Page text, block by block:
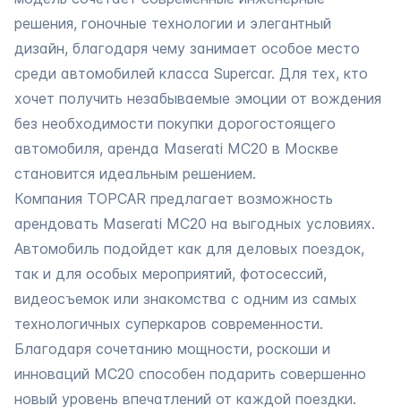
решения, гоночные технологии и элегантный
дизайн, благодаря чему занимает особое место
среди автомобилей класса Supercar. Для тех, кто
хочет получить незабываемые эмоции от вождения
без необходимости покупки дорогостоящего
автомобиля, аренда Maserati MC20 в Москве
становится идеальным решением.
Компания TOPCAR предлагает возможность
арендовать Maserati MC20 на выгодных условиях.
Автомобиль подойдет как для деловых поездок,
так и для особых мероприятий, фотосессий,
видеосъемок или знакомства с одним из самых
технологичных суперкаров современности.
Благодаря сочетанию мощности, роскоши и
инноваций MC20 способен подарить совершенно
новый уровень впечатлений от каждой поездки.